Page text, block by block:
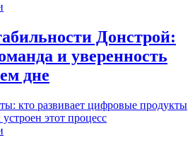
Донстрой:
и уверенность
дне